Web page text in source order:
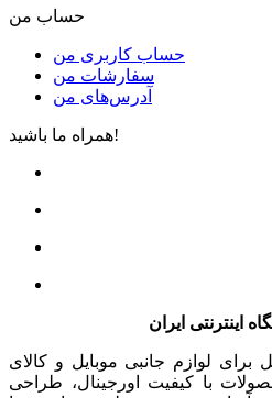
حساب من
حساب کاربری من
سفارشات من
آدرس‌های من
همراه ما باشید!
اینترنتی ایران
لوازم جانبی موبایل و کالای
با کیفیت اورجینال، طراحی